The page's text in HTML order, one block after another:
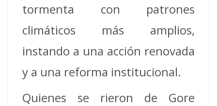
tormenta con patrones
climáticos más amplios,
instando a una acción renovada
y a una reforma institucional.
Quienes se rieron de Gore